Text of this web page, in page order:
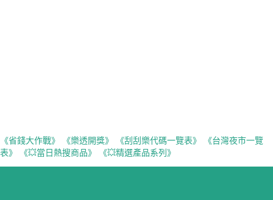
《省錢大作戰》 《樂透開獎》 《刮刮樂代碼一覽表》
《台灣夜市一覽
表》
《💥當日熱搜商品》 《💥精選產品系列》